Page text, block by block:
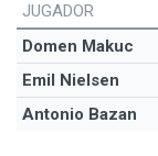
JUGADOR
Domen Makuc
Emil Nielsen
Antonio Bazan